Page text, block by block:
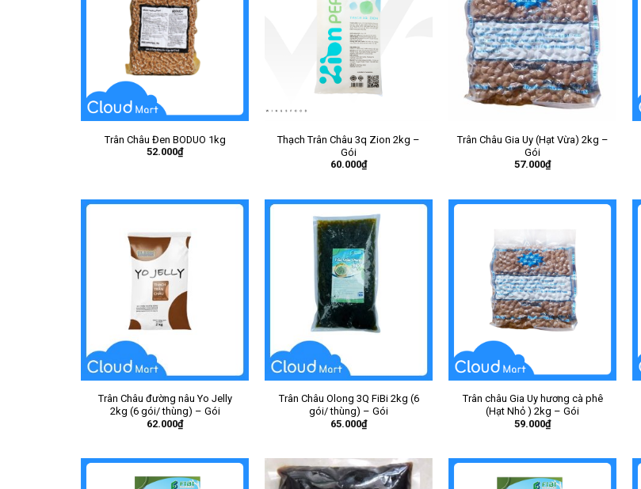
Trân Châu Đen BODUO 1kg
52.000₫
Thạch Trân Châu 3q Zion 2kg –
Gói
60.000₫
Trân Châu Gia Uy (Hạt Vừa) 2kg –
Gói
57.000₫
Trân Châu đường nâu Yo Jelly
2kg (6 gói/ thùng) – Gói
62.000₫
Trân Châu Olong 3Q FiBi 2kg (6
gói/ thùng) – Gói
65.000₫
Trân châu Gia Uy hương cà phê
(Hạt Nhỏ ) 2kg – Gói
59.000₫